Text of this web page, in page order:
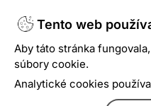
Tento web
Aby táto stránka
súbory cookie.
Analytické cookies